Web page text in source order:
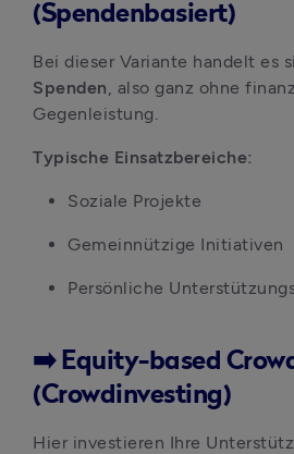
(Spendenbasiert)
Bei dieser Variante handelt es
Spenden, also ganz ohne
Gegenleistung.
Typische Einsatzbereiche:
Soziale Projekte
Gemeinnützige Initiativen
Persönliche
➡️ Equity-based
(Crowdinvesting)
Hier investieren Ihre